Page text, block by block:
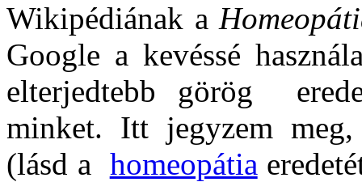
Wikipédiának a
Google a kevéssé
elterjedtebb görög
minket. Itt jegyzem
(lásd a homeopátia